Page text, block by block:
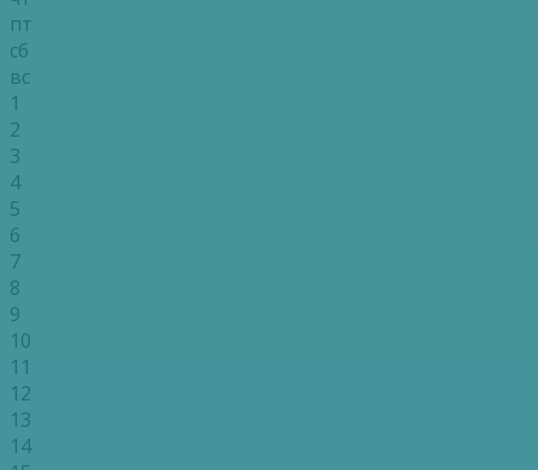
пт
сб
вс
1
2
3
4
5
6
7
8
9
10
11
12
13
14